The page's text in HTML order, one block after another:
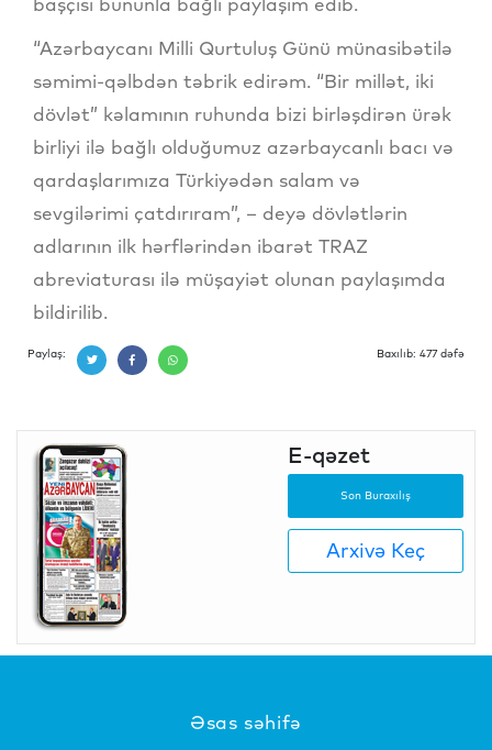
“Azərbaycanı Milli Qurtuluş Günü münasibətilə
səmimi-qəlbdən təbrik edirəm. “Bir millət, iki
dövlət” kəlamının ruhunda bizi birləşdirən ürək
birliyi ilə bağlı olduğumuz azərbaycanlı bacı və
qardaşlarımıza Türkiyədən salam və
sevgilərimi çatdırıram”, – deyə dövlətlərin
adlarının ilk hərflərindən ibarət TRAZ
abreviaturası ilə müşayiət olunan paylaşımda
bildirilib.
Paylaş: Baxılıb: 477 dəfə
E-qəzet
Son Buraxılış
Arxivə Keç
Əsas səhifə